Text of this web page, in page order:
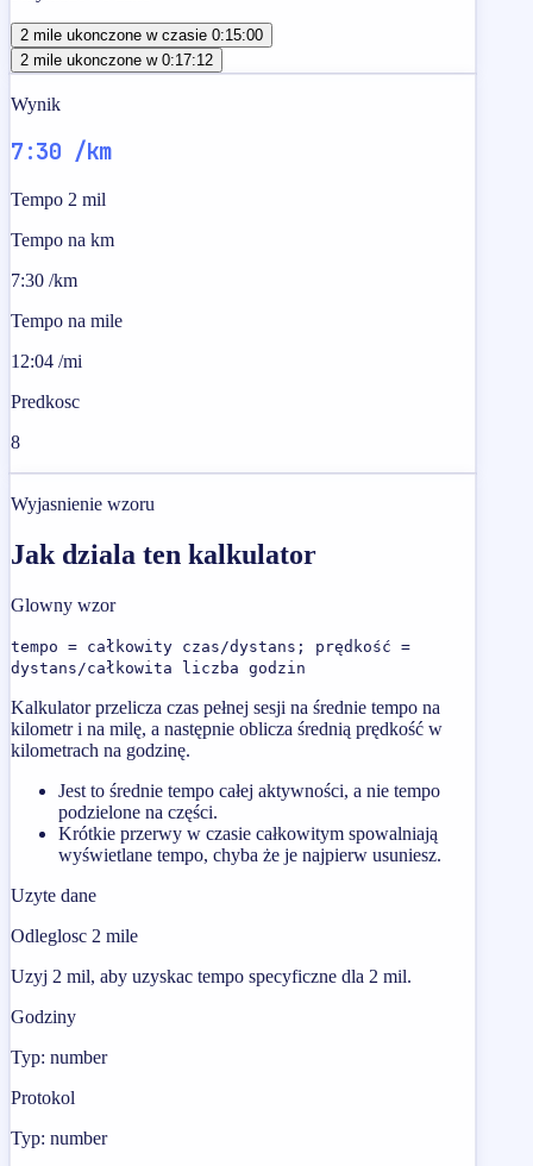
2 mile ukonczone w czasie 0:15:00
2 mile ukonczone w 0:17:12
Wynik
7:30 /km
Tempo 2 mil
Tempo na km
7:30 /km
Tempo na mile
12:04 /mi
Predkosc
8
Wyjasnienie wzoru
Jak dziala ten kalkulator
Glowny wzor
tempo = całkowity czas/dystans; prędkość =
dystans/całkowita liczba godzin
Kalkulator przelicza czas pełnej sesji na średnie tempo na
kilometr i na milę, a następnie oblicza średnią prędkość w
kilometrach na godzinę.
Jest to średnie tempo całej aktywności, a nie tempo
podzielone na części.
Krótkie przerwy w czasie całkowitym spowalniają
wyświetlane tempo, chyba że je najpierw usuniesz.
Uzyte dane
Odleglosc 2 mile
Uzyj 2 mil, aby uzyskac tempo specyficzne dla 2 mil.
Godziny
Typ: number
Protokol
Typ: number